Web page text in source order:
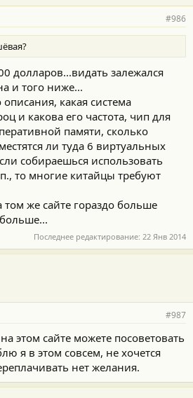
#986
долларов...видать залежался
и того ниже...
какая система
и какова его частота, чип для
памяти, сколько
ли туда 6 виртуальных
собираешься использовать
то многие китайцы требуют
же сайте гораздо больше
Последнее редактирование: 22 Янв 2014
#987
этом сайте можете посоветовать
я в этом совсем, не хочется
нет желания.